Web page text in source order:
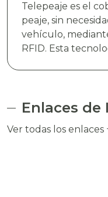
Telepeaje es el
peaje, sin
vehículo,
RFID. Esta tecnología detecta de
el cobro de peaje
usuario.
Enlaces de
Ver todas los enlaces